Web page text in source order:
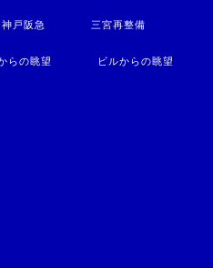
戸阪急 三宮再整備
らの眺望 ビルからの眺望